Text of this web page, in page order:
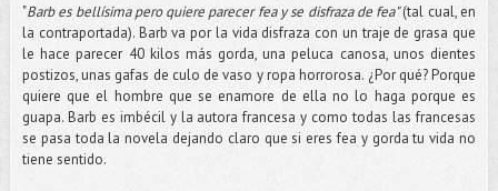
"Barb es bellísima pero quiere parecer fea y se disfraza de fea"(tal cual, en
la contraportada). Barb va por la vida disfraza con un traje de grasa que
le hace parecer 40 kilos más gorda, una peluca canosa, unos dientes
postizos, unas gafas de culo de vaso y ropa horrorosa. ¿Por qué? Porque
quiere que el hombre que se enamore de ella no lo haga porque es
guapa. Barb es imbécil y la autora francesa y como todas las francesas
se pasa toda la novela dejando claro que si eres fea y gorda tu vida no
tiene sentido.